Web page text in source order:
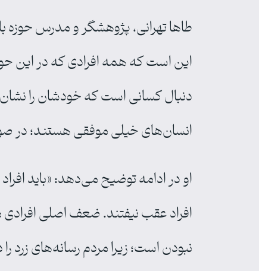
طاها تهرانی، پژوهشگر و مدرس حوزه
این است که همه افرادی که در این
دنبال کسانی است که خودشان را
انسان‌های خیلی موفقی هستند؛ در
او در ادامه توضیح می‌دهد: «باید
افراد عقب نیفتند‌. ضعف اصلی
نبودن است؛ زیرا مردم رسانه‌های